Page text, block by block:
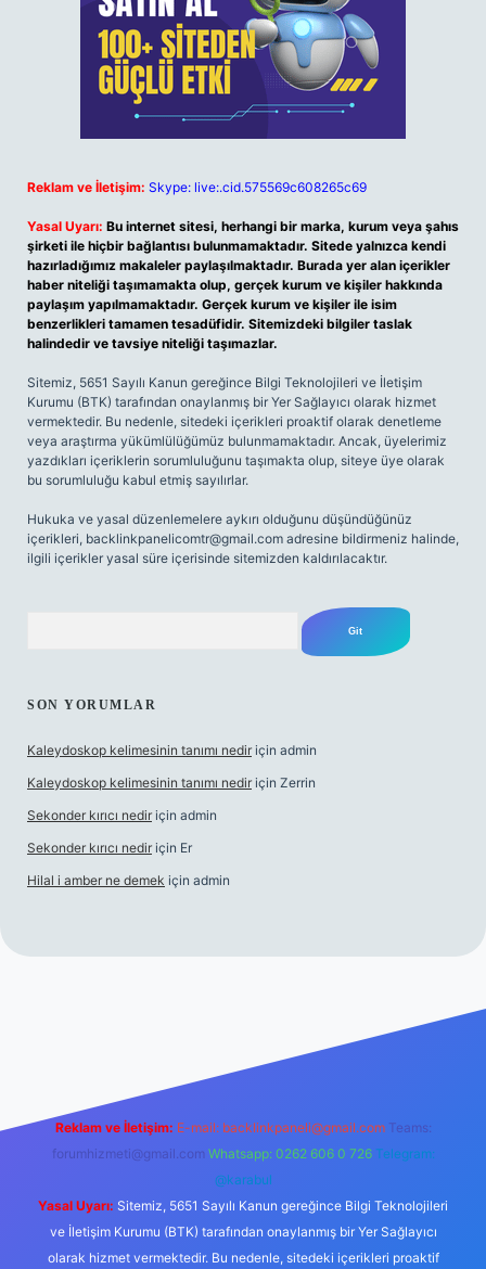
Reklam ve İletişim: Skype: live:.cid.575569c608265c69
Yasal Uyarı: Bu internet sitesi, herhangi bir marka, kurum veya şahıs
şirketi ile hiçbir bağlantısı bulunmamaktadır. Sitede yalnızca kendi
hazırladığımız makaleler paylaşılmaktadır. Burada yer alan içerikler
haber niteliği taşımamakta olup, gerçek kurum ve kişiler hakkında
paylaşım yapılmamaktadır. Gerçek kurum ve kişiler ile isim
benzerlikleri tamamen tesadüfidir. Sitemizdeki bilgiler taslak
halindedir ve tavsiye niteliği taşımazlar.
Sitemiz, 5651 Sayılı Kanun gereğince Bilgi Teknolojileri ve İletişim
Kurumu (BTK) tarafından onaylanmış bir Yer Sağlayıcı olarak hizmet
vermektedir. Bu nedenle, sitedeki içerikleri proaktif olarak denetleme
veya araştırma yükümlülüğümüz bulunmamaktadır. Ancak, üyelerimiz
yazdıkları içeriklerin sorumluluğunu taşımakta olup, siteye üye olarak
bu sorumluluğu kabul etmiş sayılırlar.
Hukuka ve yasal düzenlemelere aykırı olduğunu düşündüğünüz
içerikleri, backlinkpanelicomtr@gmail.com adresine bildirmeniz halinde,
ilgili içerikler yasal süre içerisinde sitemizden kaldırılacaktır.
SON YORUMLAR
Kaleydoskop kelimesinin tanımı nedir için admin
Kaleydoskop kelimesinin tanımı nedir için Zerrin
Sekonder kırıcı nedir için admin
Sekonder kırıcı nedir için Er
Hilal i amber ne demek için admin
Reklam ve İletişim: E-mail: backlinkpaneli@gmail.com Teams:
forumhizmeti@gmail.com Whatsapp: 0262 606 0 726 Telegram:
@karabul
Yasal Uyarı: Sitemiz, 5651 Sayılı Kanun gereğince Bilgi Teknolojileri
ve İletişim Kurumu (BTK) tarafından onaylanmış bir Yer Sağlayıcı
olarak hizmet vermektedir. Bu nedenle, sitedeki içerikleri proaktif